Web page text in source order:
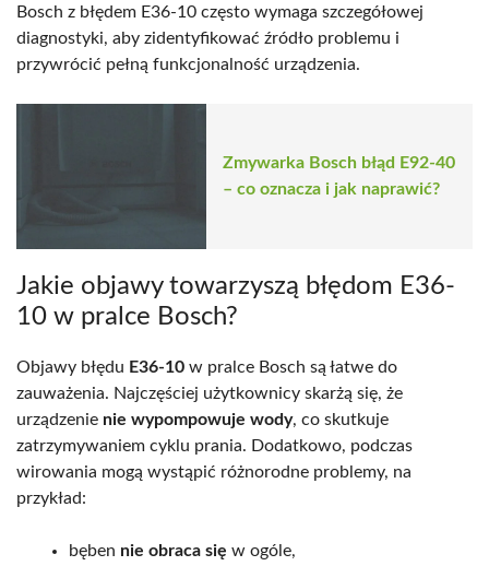
Bosch z błędem E36-10 często wymaga szczegółowej
diagnostyki, aby zidentyfikować źródło problemu i
przywrócić pełną funkcjonalność urządzenia.
Zmywarka Bosch błąd E92-40
– co oznacza i jak naprawić?
Jakie objawy towarzyszą błędom E36-
10 w pralce Bosch?
Objawy błędu E36-10 w pralce Bosch są łatwe do
zauważenia. Najczęściej użytkownicy skarżą się, że
urządzenie nie wypompowuje wody, co skutkuje
zatrzymywaniem cyklu prania. Dodatkowo, podczas
wirowania mogą wystąpić różnorodne problemy, na
przykład:
bęben nie obraca się w ogóle,